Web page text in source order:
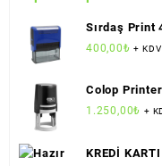
Sırdaş Print
400,00₺ +
Colop
1.250,00₺ +
KREDİ